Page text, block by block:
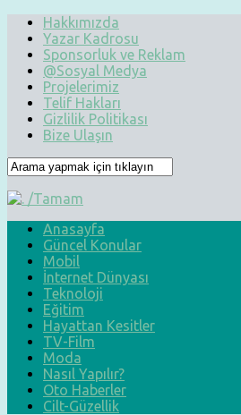
Hakkımızda
Yazar Kadrosu
Sponsorluk ve Reklam
@Sosyal Medya
Projelerimiz
Telif Hakları
Gizlilik Politikası
Bize Ulaşın
Anasayfa
Güncel Konular
Mobil
İnternet Dünyası
Teknoloji
Eğitim
Hayattan Kesitler
TV-Film
Moda
Nasıl Yapılır?
Oto Haberler
Cilt-Güzellik